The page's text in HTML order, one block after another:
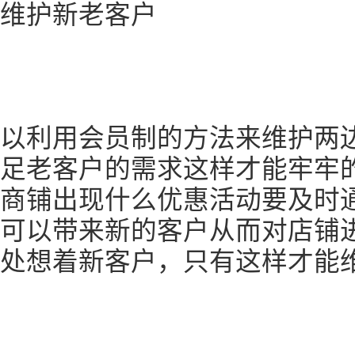
维护新老客户
以利用会员制的方法来维护两
足老客户的需求这样才能牢牢
商铺出现什么优惠活动要及时
可以带来新的客户从而对店铺
处想着新客户，只有这样才能